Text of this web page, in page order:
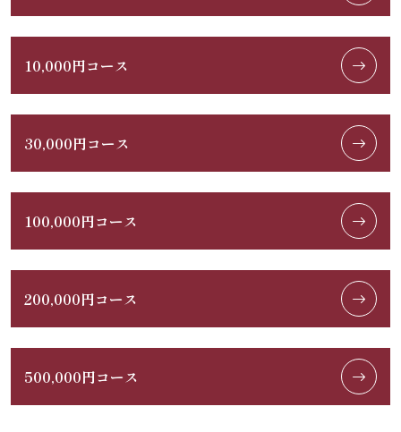
10,000円コース
30,000円コース
100,000円コース
200,000円コース
500,000円コース